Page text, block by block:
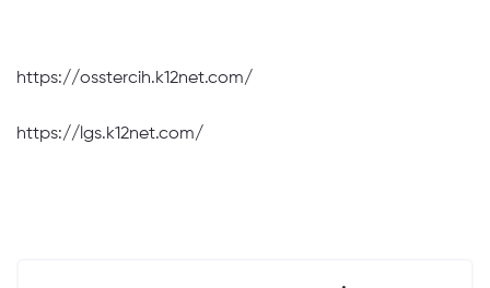
https://osstercih.k12net.com/
https://lgs.k12net.com/